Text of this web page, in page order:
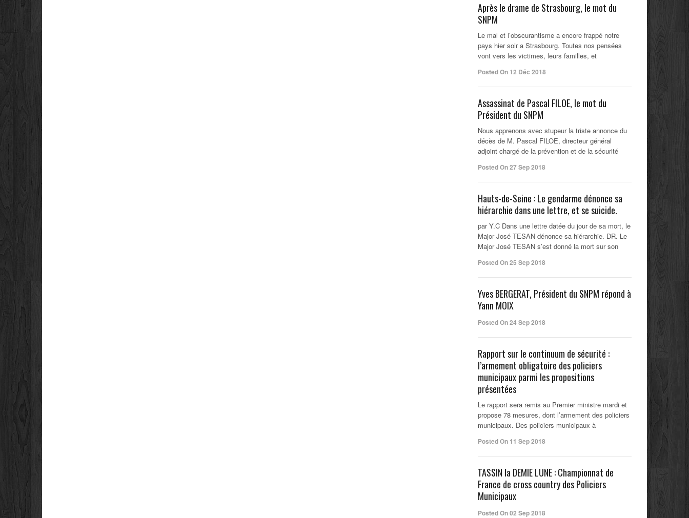
Après le drame de Strasbourg, le mot du
SNPM
Le mal et l’obscurantisme a encore frappé notre
pays hier soir a Strasbourg. Toutes nos pensées
vont vers les victimes, leurs familles, et
Posted On 12 Déc 2018
Assassinat de Pascal FILOE, le mot du
Président du SNPM
Nous apprenons avec stupeur la triste annonce du
décès de M. Pascal FILOE, directeur général
adjoint chargé de la prévention et de la sécurité
Posted On 27 Sep 2018
Hauts-de-Seine : Le gendarme dénonce sa
hiérarchie dans une lettre, et se suicide.
par Y.C Dans une lettre datée du jour de sa mort, le
Major José TESAN dénonce sa hiérarchie. DR. Le
Major José TESAN s’est donné la mort sur son
Posted On 25 Sep 2018
Yves BERGERAT, Président du SNPM répond à
Yann MOIX
Posted On 24 Sep 2018
Rapport sur le continuum de sécurité :
l’armement obligatoire des policiers
municipaux parmi les propositions
présentées
Le rapport sera remis au Premier ministre mardi et
propose 78 mesures, dont l’armement des policiers
municipaux. Des policiers municipaux à
Posted On 11 Sep 2018
TASSIN la DEMIE LUNE : Championnat de
France de cross country des Policiers
Municipaux
Posted On 02 Sep 2018